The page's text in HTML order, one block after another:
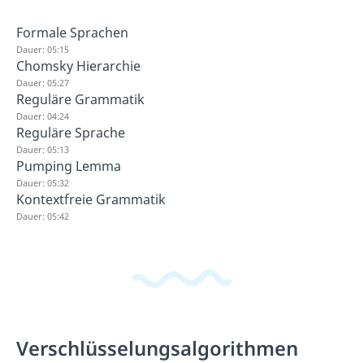
Formale Sprachen
Dauer: 05:15
Chomsky Hierarchie
Dauer: 05:27
Reguläre Grammatik
Dauer: 04:24
Reguläre Sprache
Dauer: 05:13
Pumping Lemma
Dauer: 05:32
Kontextfreie Grammatik
Dauer: 05:42
Verschlüsselungsalgorithmen